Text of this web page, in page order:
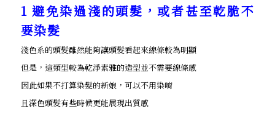
1 避免染過淺的頭髮，或者甚至乾脆不
要染髮
淺色系的頭髮雖然能夠讓頭髮看起來線條較為明顯
但是，這類型較為乾淨素雅的造型並不需要線條感
因此如果不打算染髮的新娘，可以不用染唷
且深色頭髮有些時候更能展現出質感